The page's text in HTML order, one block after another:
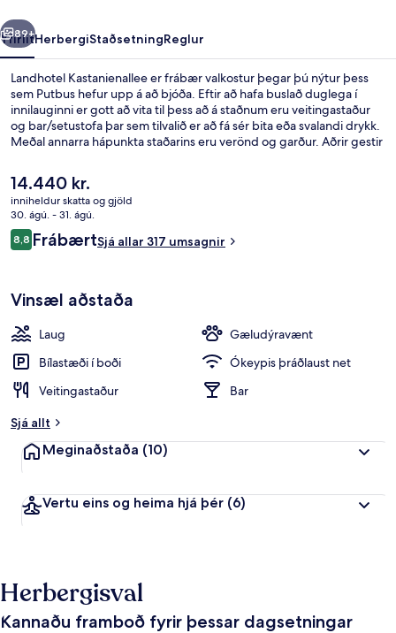
Næsta
89+
YfirlitHerbergiStaðsetningReglur
Landhotel Kastanienallee er frábær valkostur þegar þú nýtur þess
sem Putbus hefur upp á að bjóða. Eftir að hafa buslað duglega í
innilauginni er gott að vita til þess að á staðnum eru veitingastaður
og bar/setustofa þar sem tilvalið er að fá sér bita eða svalandi drykk.
Meðal annarra hápunkta staðarins eru verönd og garður. Aðrir gestir
Núverandi
verð
er
14.440 kr.
14.440 kr.
inniheldur skatta og gjöld
30. ágú. - 31. ágú.
Umsagnir
8,88,8 af 10
FrábærtSjá allar 317 umsagnir
Vinsæl aðstaða
Laug
Gæludýravænt
Bílastæði í boði
Ókeypis þráðlaust net
Veitingastaður
Bar
Sjá allt
Meginaðstaða (10)
Vertu eins og heima hjá þér (6)
Herbergisval
Kannaðu framboð fyrir þessar dagsetningar